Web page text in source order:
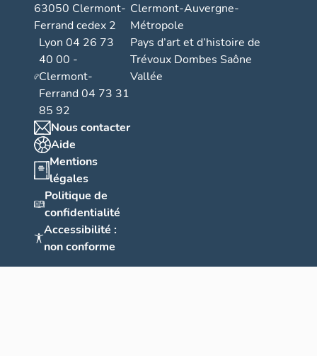
63050 Clermont-
Ferrand cedex 2
Lyon 04 26 73
40 00 -
Clermont-
Ferrand 04 73 31
85 92
Nous contacter
Aide
Mentions
légales
Politique de
confidentialité
Accessibilité :
non conforme
Clermont-Auvergne-
Métropole
Pays d’art et d’histoire de
Trévoux Dombes Saône
Vallée